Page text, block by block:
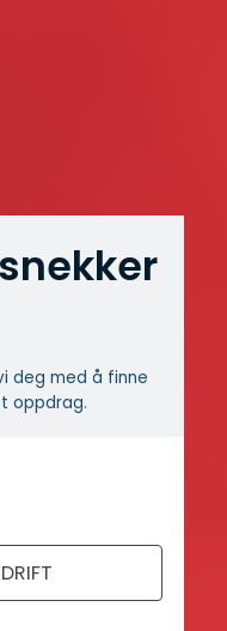
deg med å finne
oppdrag.